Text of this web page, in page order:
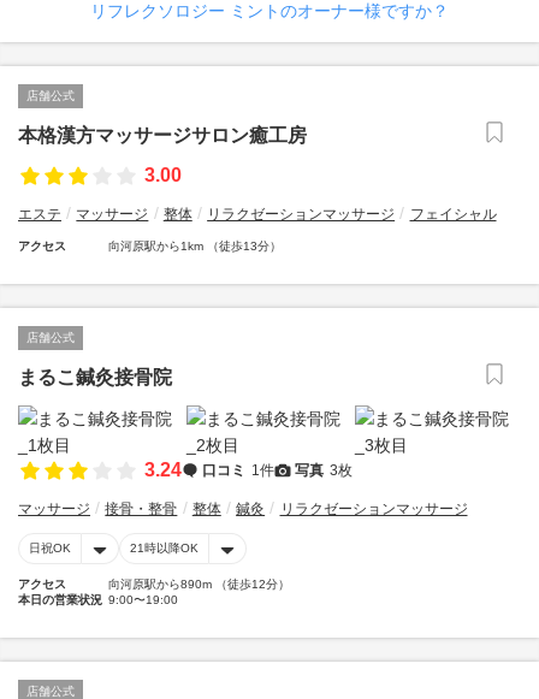
リフレクソロジー ミントのオーナー様ですか？
店舗公式
本格漢方マッサージサロン癒工房
3.00
エステ マッサージ 整体 リラクゼーションマッサージ フェイシャル
アクセス 向河原駅から1km （徒歩13分）
店舗公式
まるこ鍼灸接骨院
3.24 口コミ 1件 写真 3枚
マッサージ 接骨・整骨 整体 鍼灸 リラクゼーションマッサージ
日祝OK 21時以降OK
アクセス
向河原駅から890m （徒歩12分）
本日の営業状況 9:00〜19:00
店舗公式